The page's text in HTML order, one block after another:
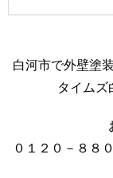
白河市で外壁塗
タイムズ
０１２０－８８